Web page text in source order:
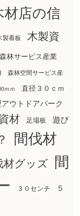
材店の信
製看板
木製資
森林サービス産業
森林空間サービス産
ｍｍ 直径３０ｃｍ
ウトドアパーク
材 足場板 遊び
間伐材
材グッズ
間
３０センチ
５